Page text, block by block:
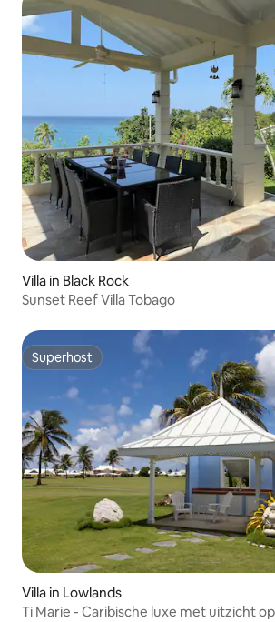
Villa in Black Rock
Sunset Reef Villa Tobago
Superhost
Superhost
Villa in Lowlands
Ti Marie - Caribische luxe met uitzicht